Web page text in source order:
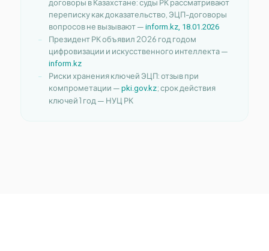
договоры в Казахстане: суды РК рассматривают
переписку как доказательство, ЭЦП-договоры
вопросов не вызывают — inform.kz, 18.01.2026
Президент РК объявил 2026 год годом
цифровизации и искусственного интеллекта —
inform.kz
Риски хранения ключей ЭЦП: отзыв при
компрометации — pki.gov.kz; срок действия
ключей 1 год — НУЦ РК